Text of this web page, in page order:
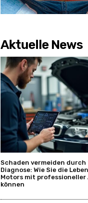
Aktuelle News
Schaden vermeiden
Diagnose: Wie Sie die
Motors mit professioneller
können